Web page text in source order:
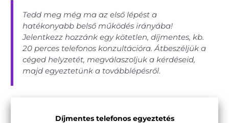
Tedd meg még ma az első lépést a
hatékonyabb belső működés irányába!
Jelentkezz hozzánk egy kötetlen, díjmentes, kb.
20 perces telefonos konzultációra. Átbeszéljük a
céged helyzetét, megválaszoljuk a kérdéseid,
majd egyeztetünk a továbblépésről.
Díjmentes telefonos egyeztetés